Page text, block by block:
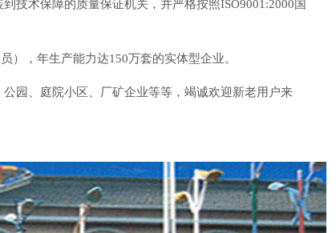
技术保障的质量保证机关，并严格按照ISO9001:2000国
），年生产能力达150万套的实体型企业。
园、庭院小区、厂矿企业等等，竭诚欢迎新老用户来